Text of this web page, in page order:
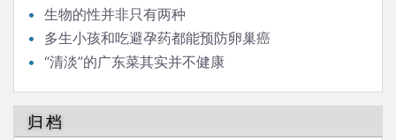
生物的性并非只有两种
多生小孩和吃避孕药都能预防卵巢癌
“清淡”的广东菜其实并不健康
归档